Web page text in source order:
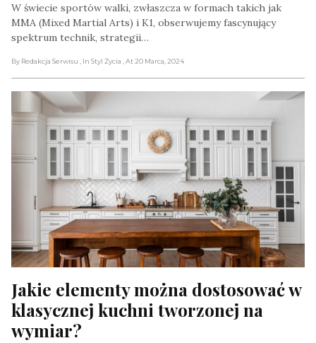
W świecie sportów walki, zwłaszcza w formach takich jak
MMA (Mixed Martial Arts) i K1, obserwujemy fascynujący
spektrum technik, strategii…
By Redakcja Serwisu , In Styl Życia , At 20 Marca, 2024
Jakie elementy można dostosować w
klasycznej kuchni tworzonej na
wymiar?